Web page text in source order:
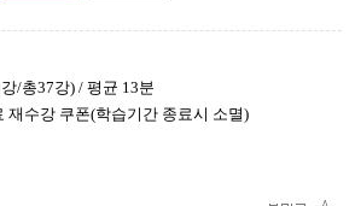
/총37강) / 평균 13분
재수강 쿠폰(학습기간 종료시 소멸)